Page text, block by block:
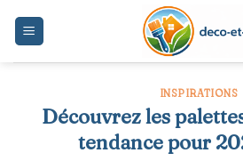
INSPIRATIONS
Découvrez les
tendance pour